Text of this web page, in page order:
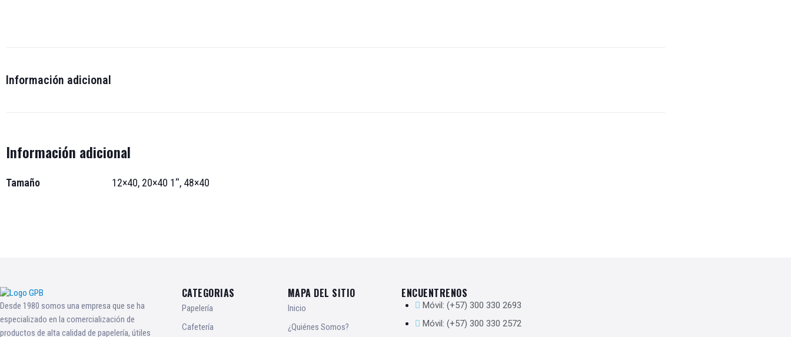
Información adicional
Información adicional
Tamaño 12×40, 20×40 1'', 48×40
Desde 1980 somos una empresa que se ha
especializado en la comercialización de
productos de alta calidad de papelería, útiles
CATEGORIAS
Papelería
Cafetería
MAPA DEL SITIO
Inicio
¿Quiénes Somos?
ENCUENTRENOS
Móvil: (+57) 300 330 2693
Móvil: (+57) 300 330 2572